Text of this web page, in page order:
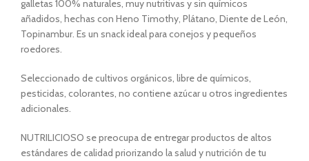
galletas 100% naturales, muy nutritivas y sin químicos
añadidos, hechas con Heno Timothy, Plátano, Diente de León,
Topinambur. Es un snack ideal para conejos y pequeños
roedores.
Seleccionado de cultivos orgánicos, libre de químicos,
pesticidas, colorantes, no contiene azúcar u otros ingredientes
adicionales.
NUTRILICIOSO se preocupa de entregar productos de altos
estándares de calidad priorizando la salud y nutrición de tu